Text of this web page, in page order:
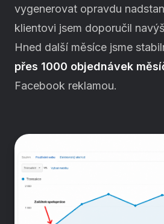
vygenerovat opravdu
klientovi jsem doporučil
Hned další měsíce jsme
přes 1000 objednávek
Facebook reklamou.